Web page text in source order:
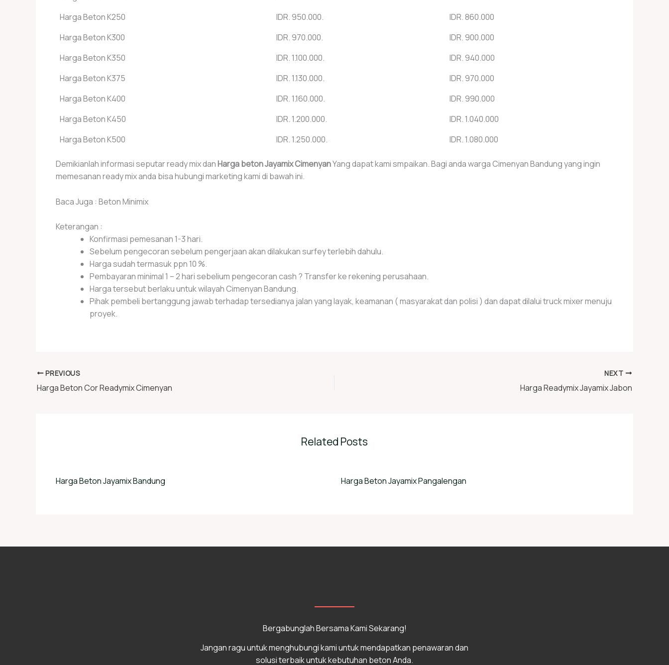
Harga Beton K250
IDR. 950.000.
IDR. 860.000
Harga Beton K300
IDR. 970.000.
IDR. 900.000
Harga Beton K350
IDR. 1.100.000.
IDR. 940.000
Harga Beton K375
IDR. 1.130.000.
IDR. 970.000
Harga Beton K400
IDR. 1.160.000.
IDR. 990.000
Harga Beton K450
IDR. 1.200.000.
IDR. 1.040.000
Harga Beton K500
IDR. 1.250.000. IDR. 1.080.000
Demikianlah informasi seputar ready mix danHarga beton Jayamix CimenyanYang dapat kami smpaikan. Bagi anda warga Cimenyan Bandung yang ingin
memesanan ready mix anda bisa hubungi marketing kami di bawah ini.
Baca Juga : Beton Minimix
Keterangan :
Konfirmasi pemesanan 1-3 hari.
Sebelum pengecoran sebelum pengerjaan akan dilakukan surfey terlebih dahulu.
Harga sudah termasuk ppn 10 %.
Pembayaran minimal 1 – 2 hari sebelium pengecoran cash ? Transfer ke rekening perusahaan.
Harga tersebut berlaku untuk wilayah Cimenyan Bandung.
Pihak pembeli bertanggung jawab terhadap tersedianya jalan yang layak, keamanan ( masyarakat dan polisi ) dan dapat dilalui truck mixer menuju
proyek.
PREVIOUS
Harga Beton Cor Readymix Cimenyan
NEXT
Harga Readymix Jayamix Jabon
Related Posts
Harga Beton Jayamix Bandung Harga Beton Jayamix Pangalengan
Bergabunglah Bersama Kami Sekarang!
Jangan ragu untuk menghubungi kami untuk mendapatkan penawaran dan
solusi terbaik untuk kebutuhan beton Anda.